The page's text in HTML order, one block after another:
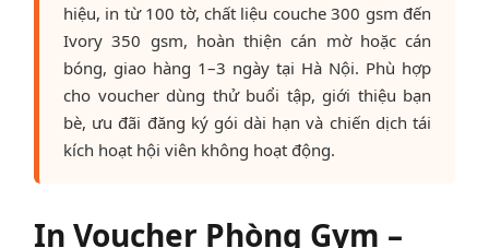
hiệu, in từ 100 tờ, chất liệu couche 300 gsm đến
Ivory 350 gsm, hoàn thiện cán mờ hoặc cán
bóng, giao hàng 1–3 ngày tại Hà Nội. Phù hợp
cho voucher dùng thử buổi tập, giới thiệu bạn
bè, ưu đãi đăng ký gói dài hạn và chiến dịch tái
kích hoạt hội viên không hoạt động.
In Voucher Phòng Gym –